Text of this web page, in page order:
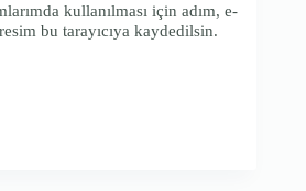
kullanılması için adım, e-
bu tarayıcıya kaydedilsin.